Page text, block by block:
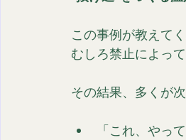
この事例が教えて
むしろ禁止によっ
その結果、多くが
「これ、やっ